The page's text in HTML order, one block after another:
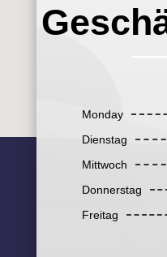
Monday
Dienstag
Mittwoch
Donnerstag
Freitag